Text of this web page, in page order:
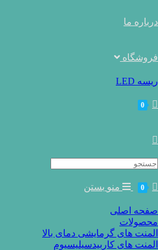
درباره ما
فروشگاه
ریسه LED
0
Search
0 منو بستن
صفحه اصلی
محصولات
المنت های گرمایشی دمای بالا
المنت های کاربیدسیلیسیوم